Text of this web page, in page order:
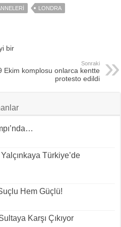
LONDRA
bir
Sonraki
Ekim komplosu onlarca kentte
protesto edildi
Türkiye’de
Hem Güçlü!
Karşı Çıkıyor